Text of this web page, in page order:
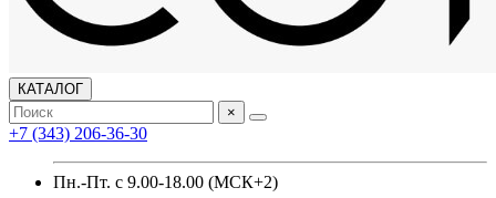
КАТАЛОГ
×
+7 (343) 206-36-30
Пн.-Пт. с 9.00-18.00 (МСК+2)